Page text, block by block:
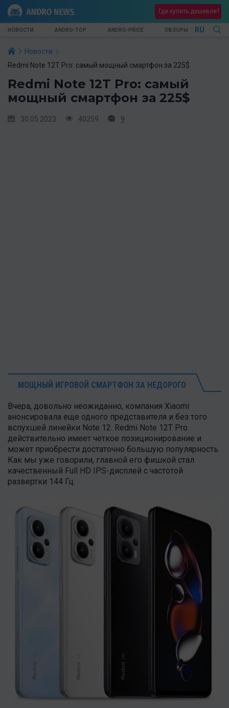
Где купить дешевле?
НОВОСТИ ANDRO-TOP ANDRO-PRICE ОБЗОРЫ RU
Новости
Redmi Note 12T Pro: самый мощный смартфон за 225$
Redmi Note 12T Pro: самый
мощный смартфон за 225$
30.05.2023 40259 9
МОЩНЫЙ ИГРОВОЙ СМАРТФОН ЗА НЕДОРОГО
Вчера, довольно неожиданно, компания Xiaomi
анонсировала еще одного представителя и без того
вспухшей линейки Note 12. Redmi Note 12T Pro
действительно имеет четкое позиционирование и
может приобрести достаточно большую популярность.
Как мы уже говорили, главной его фишкой стал
качественный Full HD IPS-дисплей с частотой
развертки 144 Гц.